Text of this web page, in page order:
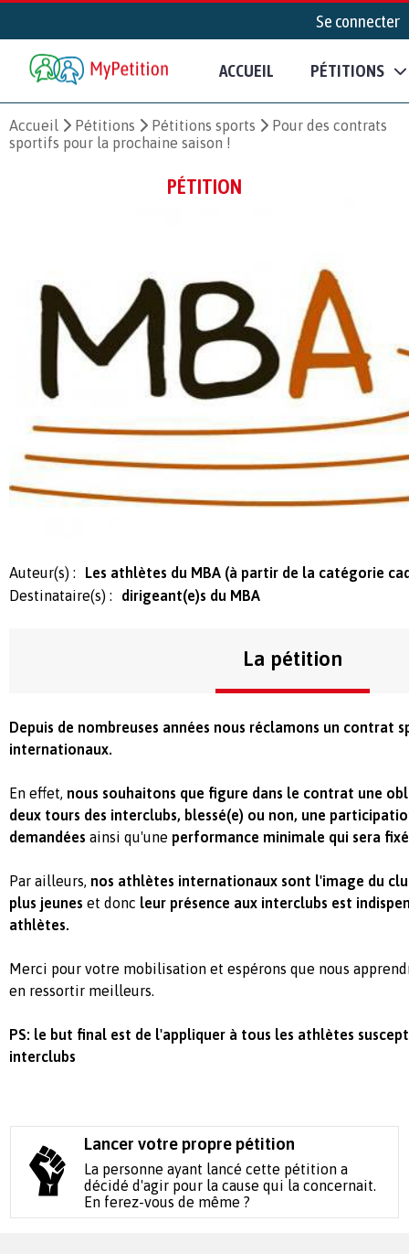
Se connecter
ACCUEIL PÉTITIONS
Accueil Pétitions Pétitions sports
Pour des contrats
sportifs pour la prochaine saison !
PÉTITION
Auteur(s) :
Les athlètes du MBA (à partir de la catégorie
Destinataire(s) :
dirigeant(e)s du MBA
La pétition
Depuis de nombreuses années nous réclamons un contrat
internationaux.
En effet, nous souhaitons que figure dans le contrat une
deux tours des interclubs, blessé(e) ou non, une
demandées ainsi qu'une performance minimale qui sera
Par ailleurs, nos athlètes internationaux sont l'image du
plus jeunes et donc leur présence aux interclubs est
athlètes.
Merci pour votre mobilisation et espérons que nous
en ressortir meilleurs.
PS: le but final est de l'appliquer à tous les athlètes
interclubs
Lancer votre propre pétition
La personne ayant lancé cette pétition a
décidé d'agir pour la cause qui la concernait.
En ferez-vous de même ?